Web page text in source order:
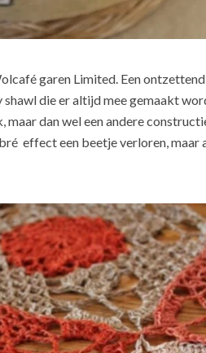
garen Limited. Een
die er altijd mee gemaakt
maar dan wel een andere
effect een beetje verloren, maar